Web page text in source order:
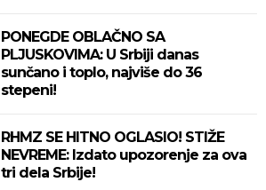
PONEGDE OBLAČNO SA
PLJUSKOVIMA: U Srbiji danas
sunčano i toplo, najviše do 36
stepeni!
RHMZ SE HITNO OGLASIO! STIŽE
NEVREME: Izdato upozorenje za ova
tri dela Srbije!